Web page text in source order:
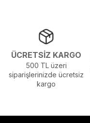
ÜCRETSİZ KARGO
500 TL üzeri
siparişlerinizde ücretsiz
kargo